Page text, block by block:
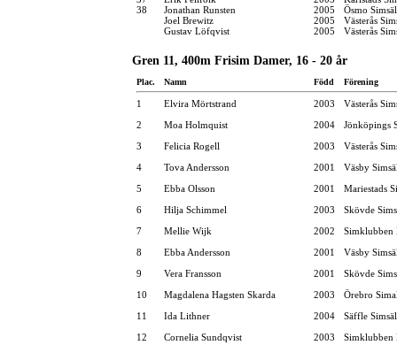
38
Jonathan Runsten 2005
Ösmo
Joel Brewitz
2005
Västerås
Gustav Löfqvist
2005 Västerås
Gren 11, 400m Frisim Damer, 16 - 20 år
Plac. Namn Född Förening
1 Elvira Mörtstrand 2003
Västerås
2
Moa Holmquist 2004
Jönköpings
3
Felicia Rogell 2003
Västerås
4
Tova Andersson 2001
Väsby
5
Ebba Olsson 2001
Mariestads
6
Hilja Schimmel 2003
Skövde
7
Mellie Wijk 2002
Simklubben
8
Ebba Andersson 2001
Väsby
9
Vera Fransson 2001
Skövde
10
Magdalena Hagsten Skarda 2003
Örebro
11
Ida Lithner 2004
Säffle
12
Cornelia Sundqvist 2003
Simklubben